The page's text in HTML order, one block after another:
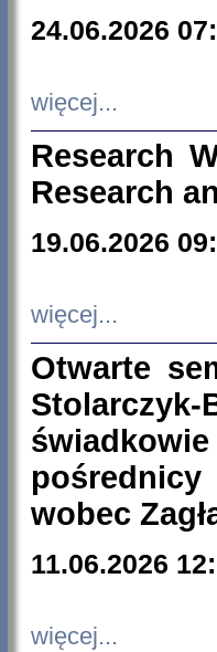
24.06.2026
więcej...
Research
Research
19.06.2026
więcej...
Otwarte
wobec
11.06.2026
więcej...